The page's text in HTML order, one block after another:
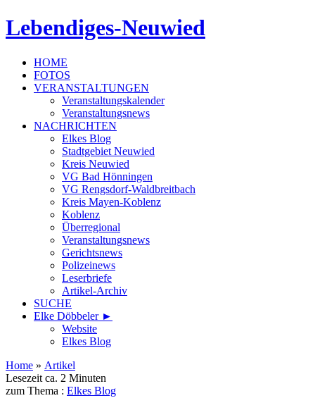
Lebendiges-Neuwied
HOME
FOTOS
VERANSTALTUNGEN
Veranstaltungskalender
Veranstaltungsnews
NACHRICHTEN
Elkes Blog
Stadtgebiet Neuwied
Kreis Neuwied
VG Bad Hönningen
VG Rengsdorf-Waldbreitbach
Kreis Mayen-Koblenz
Koblenz
Überregional
Veranstaltungsnews
Gerichtsnews
Polizeinews
Leserbriefe
Artikel-Archiv
SUCHE
Elke Döbbeler ►
Website
Elkes Blog
Home » Artikel
Lesezeit ca. 2 Minuten
zum Thema : Elkes Blog